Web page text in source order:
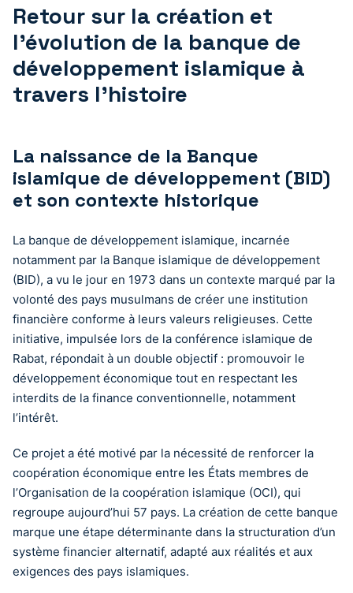
Retour sur la création et
l’évolution de la banque de
développement islamique à
travers l’histoire
La naissance de la Banque
islamique de développement (BID)
et son contexte historique
La banque de développement islamique, incarnée
notamment par la Banque islamique de développement
(BID), a vu le jour en 1973 dans un contexte marqué par la
volonté des pays musulmans de créer une institution
financière conforme à leurs valeurs religieuses. Cette
initiative, impulsée lors de la conférence islamique de
Rabat, répondait à un double objectif : promouvoir le
développement économique tout en respectant les
interdits de la finance conventionnelle, notamment
l’intérêt.
Ce projet a été motivé par la nécessité de renforcer la
coopération économique entre les États membres de
l’Organisation de la coopération islamique (OCI), qui
regroupe aujourd’hui 57 pays. La création de cette banque
marque une étape déterminante dans la structuration d’un
système financier alternatif, adapté aux réalités et aux
exigences des pays islamiques.